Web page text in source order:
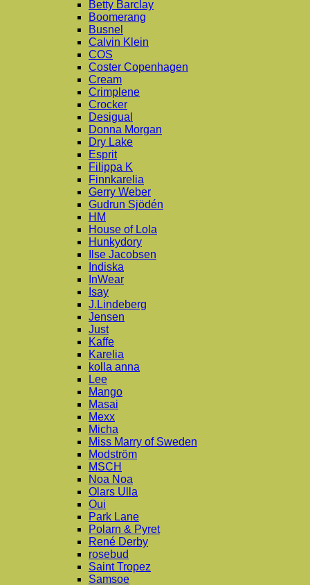
Betty Barclay
Boomerang
Busnel
Calvin Klein
COS
Coster Copenhagen
Cream
Crimplene
Crocker
Desigual
Donna Morgan
Dry Lake
Esprit
Filippa K
Finnkarelia
Gerry Weber
Gudrun Sjödén
HM
House of Lola
Hunkydory
Ilse Jacobsen
Indiska
InWear
Isay
J.Lindeberg
Jensen
Just
Kaffe
Karelia
kolla anna
Lee
Mango
Masai
Mexx
Micha
Miss Marry of Sweden
Modström
MSCH
Noa Noa
Olars Ulla
Oui
Park Lane
Polarn & Pyret
René Derby
rosebud
Saint Tropez
Samsoe